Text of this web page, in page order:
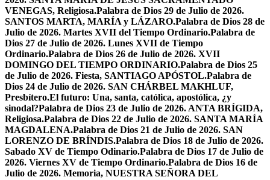
VENEGAS, Religiosa.Palabra de Dios 29 de Julio de 2026.
SANTOS MARTA, MARÍA y LÁZARO.Palabra de Dios 28 de
Julio de 2026. Martes XVII del Tiempo Ordinario.Palabra de
Dios 27 de Julio de 2026. Lunes XVII de Tiempo
Ordinario.Palabra de Dios 26 de Julio de 2026. XVII
DOMINGO DEL TIEMPO ORDINARIO.Palabra de Dios 25
de Julio de 2026. Fiesta, SANTIAGO APÓSTOL.Palabra de
Dios 24 de Julio de 2026. SAN CHÁRBEL MAKHLUF,
Presbítero.El futuro: Una, santa, católica, apostólica, ¿y
sinodal?Palabra de Dios 23 de Julio de 2026. ANTA BRÍGIDA,
Religiosa.Palabra de Dios 22 de Julio de 2026. SANTA MARÍA
MAGDALENA.Palabra de Dios 21 de Julio de 2026. SAN
LORENZO DE BRÍNDIS.Palabra de Dios 18 de Julio de 2026.
Sabado XV de Tiempo Odinario.Palabra de Dios 17 de Julio de
2026. Viernes XV de Tiempo Ordinario.Palabra de Dios 16 de
Julio de 2026. Memoria, NUESTRA SEÑORA DEL